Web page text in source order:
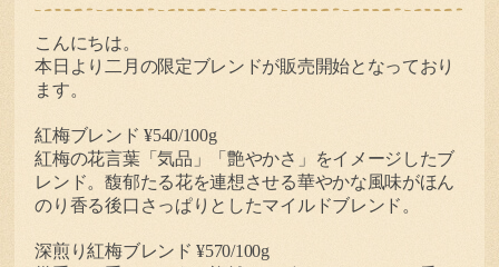
こんにちは。
本日より二月の限定ブレンドが販売開始となっており
ます。
紅梅ブレンド ¥540/100g
紅梅の花言葉「気品」「艶やかさ」をイメージしたブ
レンド。馥郁たる花を連想させる華やかな風味がほん
のり香る後口さっぱりとしたマイルドブレンド。
深煎り紅梅ブレンド ¥570/100g